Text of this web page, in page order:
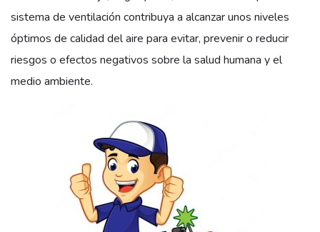
sistema de ventilación contribuya a alcanzar unos niveles
óptimos de calidad del aire para evitar, prevenir o reducir
riesgos o efectos negativos sobre la salud humana y el
medio ambiente.